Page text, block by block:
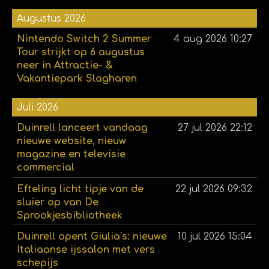
Augustus 2026
Nintendo Switch 2 Summer
Tour strijkt op 6 augustus
neer in Attractie- &
Vakantiepark Slagharen
4 aug 2026 10:27
Juli 2026
Duinrell lanceert vandaag
nieuwe website, nieuw
magazine en televisie
commercial
27 jul 2026 22:12
Efteling licht tipje van de
sluier op van De
Sprookjesbibliotheek
22 jul 2026 09:32
Duinrell opent Giulia’s: nieuwe
Italiaanse ijssalon met vers
schepijs
10 jul 2026 15:04